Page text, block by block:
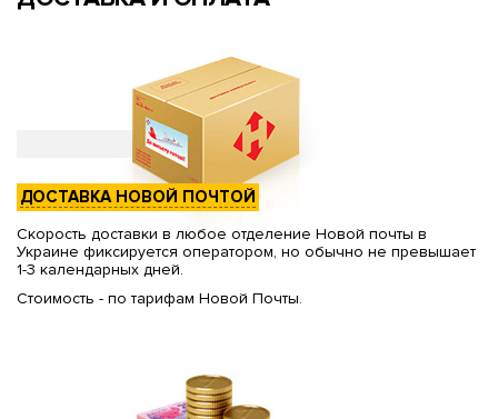
ДОСТАВКА НОВОЙ ПОЧТОЙ
Скорость доставки в любое отделение Новой почты в
Украине фиксируется оператором, но обычно не превышает
1-3 календарных дней.
Стоимость - по тарифам Новой Почты.